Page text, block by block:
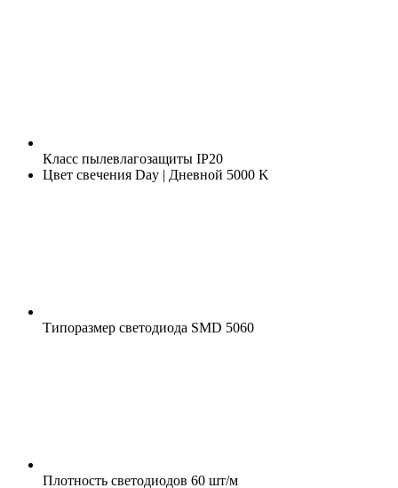
Класс пылевлагозащиты IP20
Цвет свечения Day | Дневной 5000 K
Типоразмер светодиода SMD 5060
Плотность светодиодов 60 шт/м